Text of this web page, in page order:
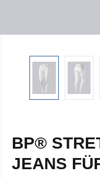
BP®
JEANS